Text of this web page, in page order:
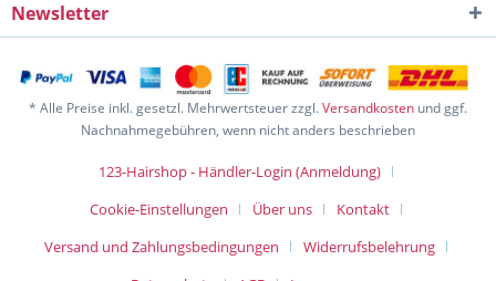
Newsletter
* Alle Preise inkl. gesetzl. Mehrwertsteuer zzgl.Versandkosten und ggf.
Nachnahmegebühren, wenn nicht anders beschrieben
123-Hairshop - Händler-Login (Anmeldung)
Cookie-Einstellungen
Über uns
Kontakt
Versand und Zahlungsbedingungen
Widerrufsbelehrung